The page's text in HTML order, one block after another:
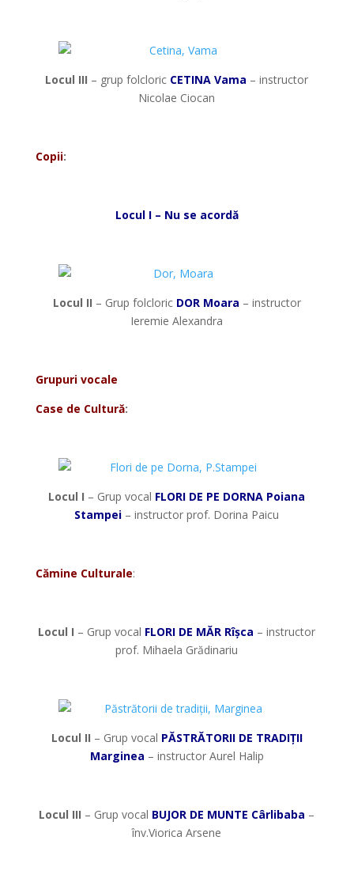
Locul III – grup folcloric CETINA Vama – instructor
Nicolae Ciocan
Copii:
Locul I – Nu se acordă
Locul II – Grup folcloric DOR Moara – instructor
Ieremie Alexandra
Grupuri vocale
Case de Cultură:
Locul I – Grup vocal FLORI DE PE DORNA Poiana
Stampei – instructor prof. Dorina Paicu
Cămine Culturale:
Locul I – Grup vocal FLORI DE MĂR Rîșca – instructor
prof. Mihaela Grădinariu
Locul II – Grup vocal PĂSTRĂTORII DE TRADIȚII
Marginea – instructor Aurel Halip
Locul III – Grup vocal BUJOR DE MUNTE Cârlibaba –
înv.Viorica Arsene